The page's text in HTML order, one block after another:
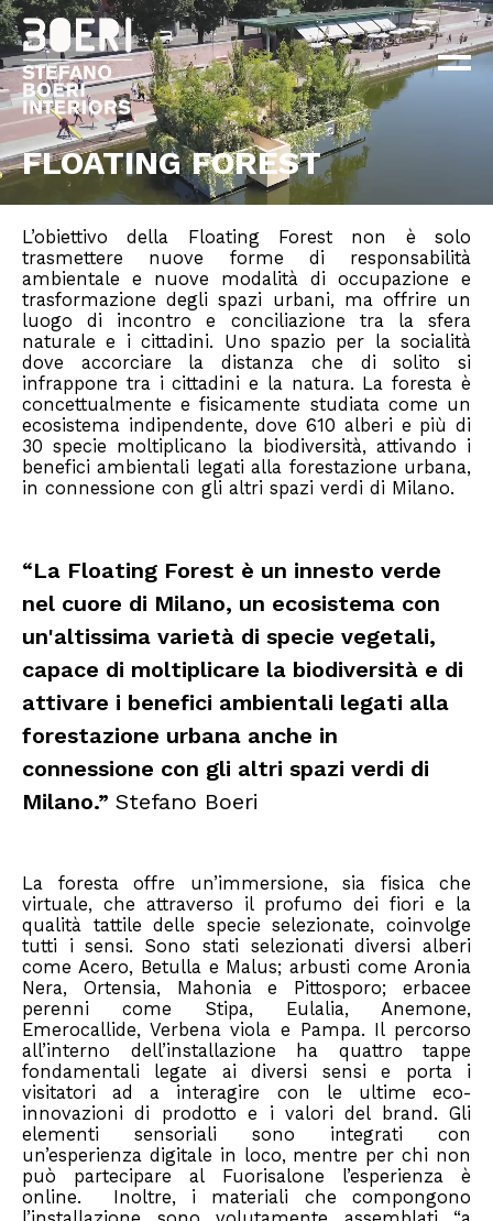
×
ABOUT
PROGETTI
NEWS
CONTATTI
EN IT
FLOATING FOREST
L’obiettivo della Floating Forest non è solo
trasmettere nuove forme di responsabilità
ambientale e nuove modalità di occupazione e
trasformazione degli spazi urbani, ma offrire un
luogo di incontro e conciliazione tra la sfera
naturale e i cittadini. Uno spazio per la socialità
dove accorciare la distanza che di solito si
infrappone tra i cittadini e la natura. La foresta è
concettualmente e fisicamente studiata come un
ecosistema indipendente, dove 610 alberi e più di
30 specie moltiplicano la biodiversità, attivando i
benefici ambientali legati alla forestazione urbana,
in connessione con gli altri spazi verdi di Milano.
“La Floating Forest è un innesto verde
nel cuore di Milano, un ecosistema con
un'altissima varietà di specie vegetali,
capace di moltiplicare la biodiversità e di
attivare i benefici ambientali legati alla
forestazione urbana anche in
connessione con gli altri spazi verdi di
Milano.” Stefano Boeri
La foresta offre un’immersione, sia fisica che
virtuale, che attraverso il profumo dei fiori e la
qualità tattile delle specie selezionate, coinvolge
tutti i sensi. Sono stati selezionati diversi alberi
come Acero, Betulla e Malus; arbusti come Aronia
Nera, Ortensia, Mahonia e Pittosporo; erbacee
perenni come Stipa, Eulalia, Anemone,
Emerocallide, Verbena viola e Pampa. Il percorso
all’interno dell’installazione ha quattro tappe
fondamentali legate ai diversi sensi e porta i
visitatori ad a interagire con le ultime eco-
innovazioni di prodotto e i valori del brand. Gli
elementi sensoriali sono integrati con
un’esperienza digitale in loco, mentre per chi non
può partecipare al Fuorisalone l’esperienza è
online. Inoltre, i materiali che compongono